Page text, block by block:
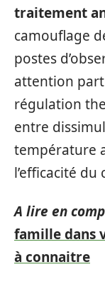
traitement
camouflage
postes
attention
régulation
entre
température
l’efficacité du
A lire en
famille dans
à connaitre